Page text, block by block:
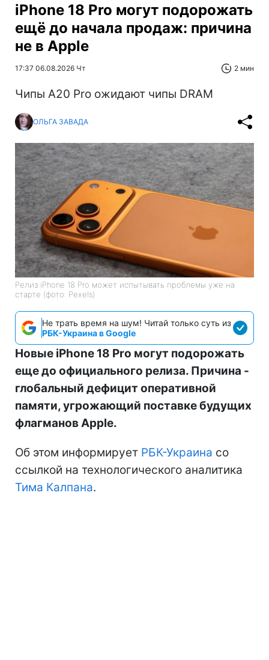
iPhone 18 Pro могут подорожать
ещё до начала продаж: причина
не в Apple
17:37 06.08.2026 Чт 2 мин
Чипы A20 Pro ожидают чипы DRAM
ОЛЬГА ЗАВАДА
Релиз iPhone 18 Pro может испытывать проблемы уже на
старте (фото: Pexels)
Не трать время на шум! Читай только суть из
РБК-Украина в Google
Новые iPhone 18 Pro могут подорожать
еще до официального релиза. Причина -
глобальный дефицит оперативной
памяти, угрожающий поставке будущих
флагманов Apple.
Об этом информирует РБК-Украина со
ссылкой на технологического аналитика
Тима Калпана.